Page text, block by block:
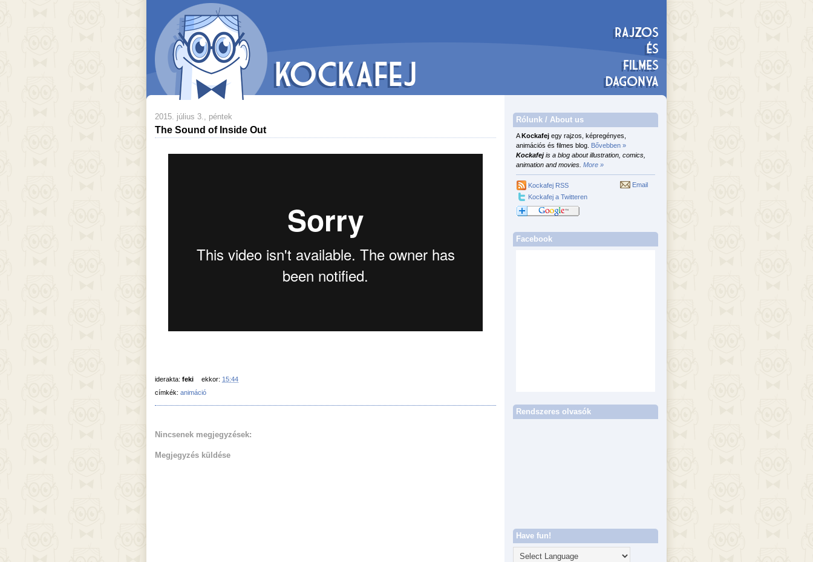
2015. július 3., péntek
The Sound of Inside Out
iderakta: feki ekkor: 15:44
címkék: animáció
Nincsenek megjegyzések:
Megjegyzés küldése
Rólunk / About us
AKockafej egy rajzos, képregényes,
animációs és filmes blog. Bővebben »
Kockafejis a blog about illustration, comics,
animation and movies. More »
Kockafej RSS
Kockafej a Twitteren
Email
Facebook
Rendszeres olvasók
Have fun!